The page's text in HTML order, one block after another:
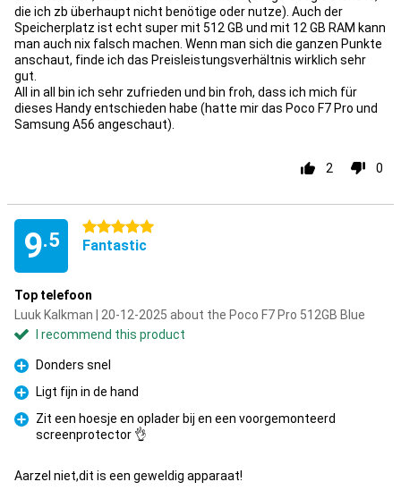
die ich zb überhaupt nicht benötige oder nutze). Auch der
Speicherplatz ist echt super mit 512 GB und mit 12 GB RAM kann
man auch nix falsch machen. Wenn man sich die ganzen Punkte
anschaut, finde ich das Preisleistungsverhältnis wirklich sehr
gut.
All in all bin ich sehr zufrieden und bin froh, dass ich mich für
dieses Handy entschieden habe (hatte mir das Poco F7 Pro und
Samsung A56 angeschaut).
2 0
9.5
5 stars
Fantastic
Top telefoon
Luuk Kalkman | 20-12-2025 about the Poco F7 Pro 512GB Blue
I recommend this product
Pro
Donders snel
Pro
Ligt fijn in de hand
Zit een hoesje en oplader bij en een voorgemonteerd
screenprotector 👌
Aarzel niet,dit is een geweldig apparaat!